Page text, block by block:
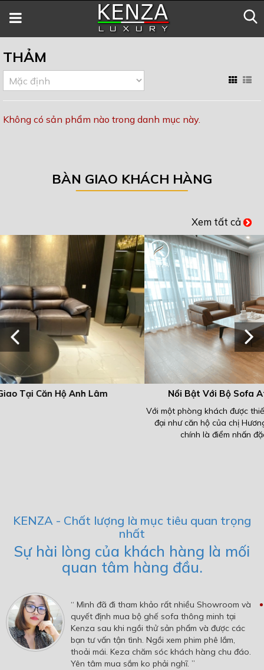
THẢM
Không có sản phẩm nào trong danh mục này.
BÀN GIAO KHÁCH HÀNG
Xem tất cả
Nổi Bật Với Bộ Sofa Athena Tại Căn Hộ Chị Hương
Với một phòng khách được thiết kế theo phong cách tối giản và hiện
đại như căn hộ của chị Hương tại tòa Iris Garden thì một bộ sofa
chính là điểm nhấn đặc biệt giúp gia chủ khoe lên...
KENZA - Chất lượng là mục tiêu quan trọng
nhất
Sự hài lòng của khách hàng là mối
quan tâm hàng đầu.
“ Mình đã đi tham khảo rất nhiều Showroom và
quyết định mua bộ ghế sofa thông minh tại
Kenza sau khi ngồi thử sản phẩm và được các
bạn tư vấn tận tình. Ngồi xem phim phê lắm,
thoải mái. Keza chăm sóc khách hàng chu đáo.
Yên tâm mua sắm ko phải nghĩ. ”